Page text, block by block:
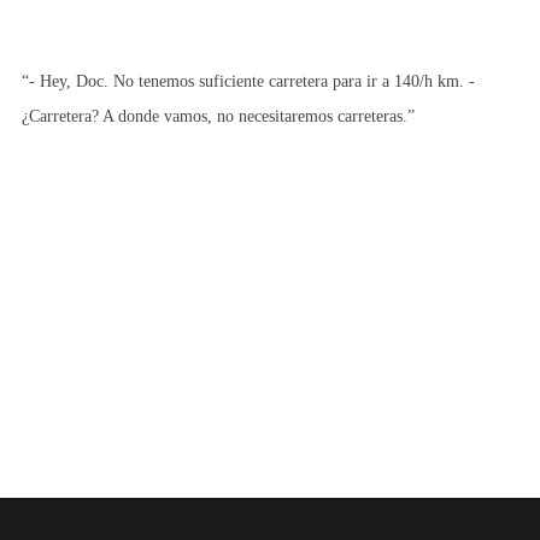
“- Hey, Doc. No tenemos suficiente carretera para ir a 140/h km. -
¿Carretera? A donde vamos, no necesitaremos carreteras.”